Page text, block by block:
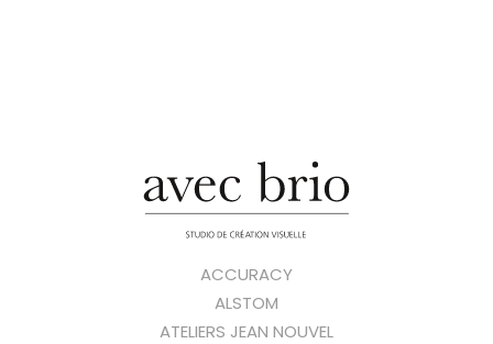
ACCURACY
ALSTOM
ATELIERS JEAN NOUVEL